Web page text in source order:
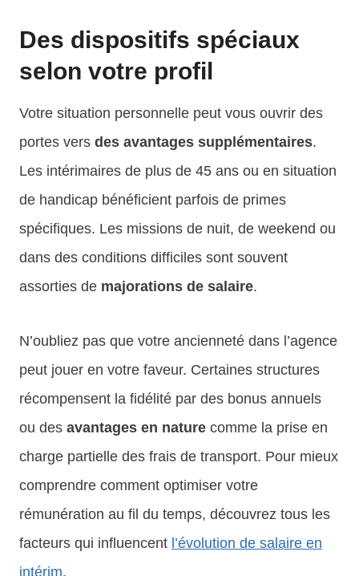
Des dispositifs spéciaux
selon votre profil
Votre situation personnelle peut vous ouvrir des
portes vers des avantages supplémentaires.
Les intérimaires de plus de 45 ans ou en situation
de handicap bénéficient parfois de primes
spécifiques. Les missions de nuit, de weekend ou
dans des conditions difficiles sont souvent
assorties de majorations de salaire.
N’oubliez pas que votre ancienneté dans l’agence
peut jouer en votre faveur. Certaines structures
récompensent la fidélité par des bonus annuels
ou des avantages en nature comme la prise en
charge partielle des frais de transport. Pour mieux
comprendre comment optimiser votre
rémunération au fil du temps, découvrez tous les
facteurs qui influencent l’évolution de salaire en
intérim.